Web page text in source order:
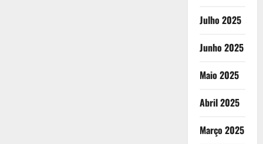
Julho 2025
Junho 2025
Maio 2025
Abril 2025
Março 2025